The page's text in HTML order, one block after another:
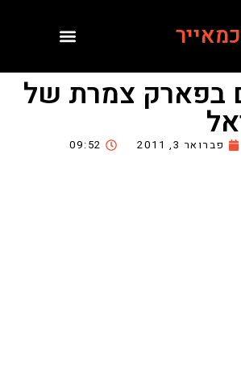
בפארק צמרת של
פברואר 3, 2011 09:52